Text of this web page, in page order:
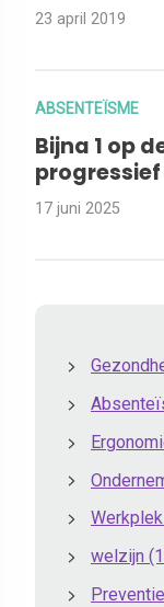
23 april 2019
ABSENTEÏSME
Bijna 1 op
17 juni 2025
Werkplek
welzijn
Preventie